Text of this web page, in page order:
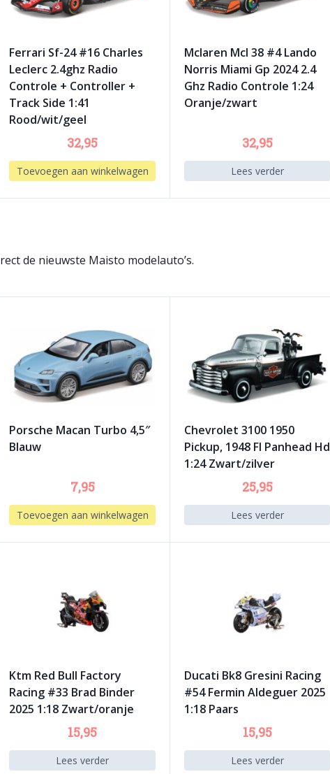
Ferrari Sf-24 #16 Charles
Leclerc 2.4ghz Radio
Controle + Controller +
Track Side 1:41
Rood/wit/geel
32,95
Toevoegen aan winkelwagen
Mclaren Mcl 38 #4 Lando
Norris Miami Gp 2024 2.4
Ghz Radio Controle 1:24
Oranje/zwart
32,95
Lees verder
de nieuwste Maisto modelauto’s.
Porsche Macan Turbo 4,5″
Blauw
7,95
Toevoegen aan winkelwagen
Chevrolet 3100 1950
Pickup, 1948 Fl Panhead Hd
1:24 Zwart/zilver
25,95
Lees verder
Ktm Red Bull Factory
Racing #33 Brad Binder
2025 1:18 Zwart/oranje
15,95
Lees verder
Ducati Bk8 Gresini Racing
#54 Fermin Aldeguer 2025
1:18 Paars
15,95
Lees verder